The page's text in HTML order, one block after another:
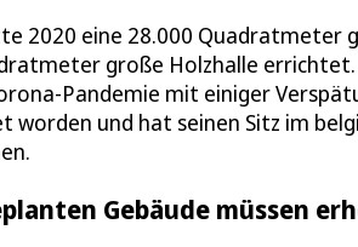
2020 eine 28.000 Quadratmeter
große Holzhalle
Pandemie mit einiger
worden und hat seinen Sitz im
Gebäude müssen